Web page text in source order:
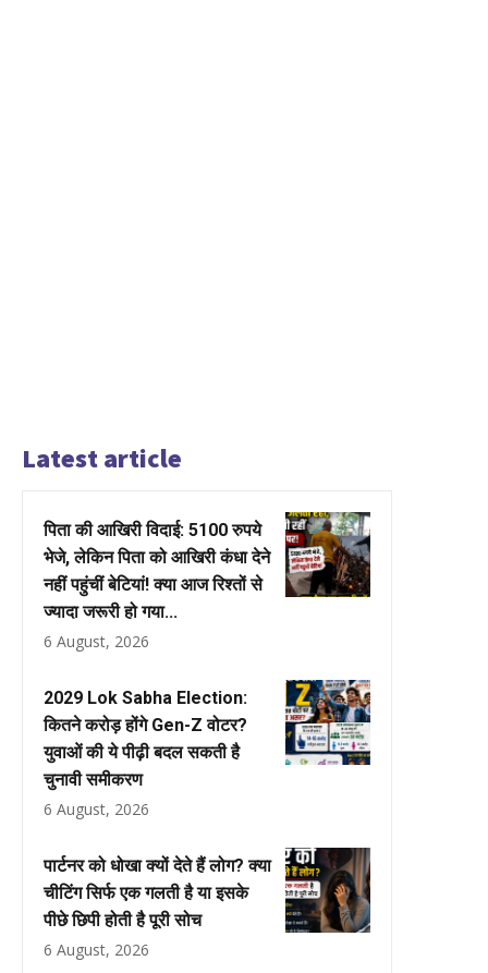
Latest article
पिता की आखिरी विदाई: 5100 रुपये
भेजे, लेकिन पिता को आखिरी कंधा देने
नहीं पहुंचीं बेटियां! क्या आज रिश्तों से
ज्यादा जरूरी हो गया...
6 August, 2026
2029 Lok Sabha Election:
कितने करोड़ होंगे Gen-Z वोटर?
युवाओं की ये पीढ़ी बदल सकती है
चुनावी समीकरण
6 August, 2026
पार्टनर को धोखा क्यों देते हैं लोग? क्या
चीटिंग सिर्फ एक गलती है या इसके
पीछे छिपी होती है पूरी सोच
6 August, 2026